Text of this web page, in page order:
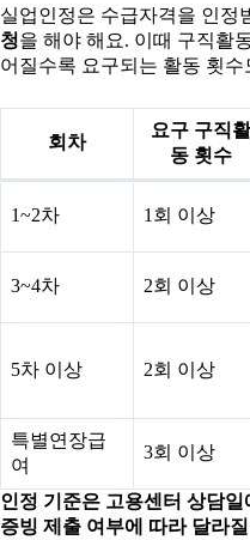
실업인정은 수급자격을 인정
청을 해야 해요. 이때 구직활
어질수록 요구되는 활동 횟수
회차
요구 구직활
동 횟수
1~2차 1회 이상
3~4차 2회 이상
5차 이상 2회 이상
특별연장급
여
3회 이상
인정 기준은 고용센터 상담
증빙 제출 여부에 따라 달라